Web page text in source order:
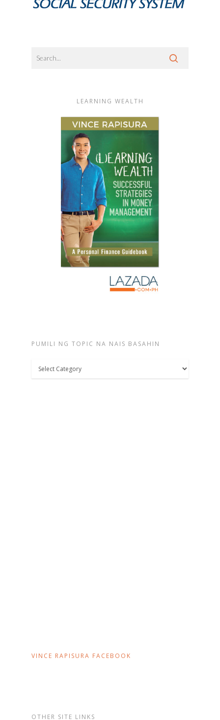
LEARNING WEALTH
PUMILI NG TOPIC NA NAIS BASAHIN
Pumili
ng
VINCE RAPISURA FACEBOOK
OTHER SITE LINKS